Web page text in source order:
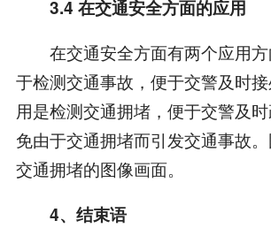
3.4 在交通安全方面的应用
在交通安全方面有两个应用方
于检测交通事故，便于交警及时
用是检测交通拥堵，便于交警及
免由于交通拥堵而引发交通事故
交通拥堵的图像画面。
4、结束语